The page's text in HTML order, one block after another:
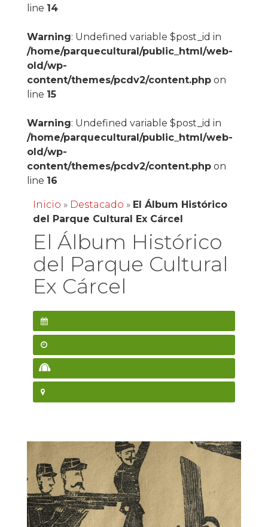
line 14
Warning: Undefined variable $post_id in
/home/parquecultural/public_html/web-
old/wp-
content/themes/pcdv2/content.phpon
line 15
Warning: Undefined variable $post_id in
/home/parquecultural/public_html/web-
old/wp-
content/themes/pcdv2/content.phpon
line 16
Inicio » Destacado » El Álbum Histórico
del Parque Cultural Ex Cárcel
El Álbum Histórico
del Parque Cultural
Ex Cárcel